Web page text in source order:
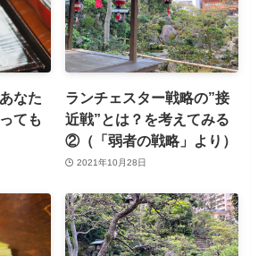
なた
ても
ランチェスター戦略の”接
近戦”とは？を考えてみる
②（「弱者の戦略」より）
2021年10月28日